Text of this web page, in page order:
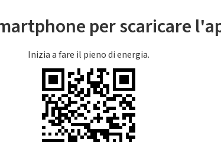
per scaricare
Inizia a fare il pieno di energia.